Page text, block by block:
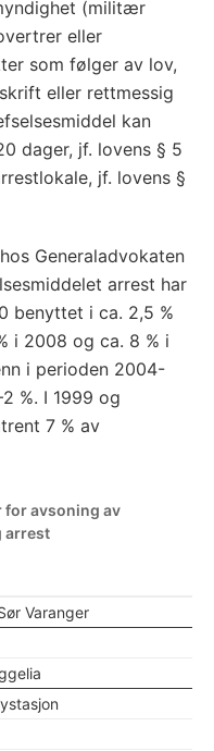
(militær
eller
som følger av lov,
eller rettmessig
kan
dager, jf. lovens § 5
jf. lovens §
Generaladvokaten
arrest har
benyttet i ca. 2,5 %
i 2008 og ca. 8 % i
i perioden 2004-
%. I 1999 og
7 % av
for avsoning av
arrest
Varanger